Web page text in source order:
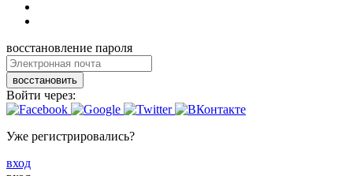
восстановление пароля
восстановить
Войти через:
Уже регистрировались?
вход